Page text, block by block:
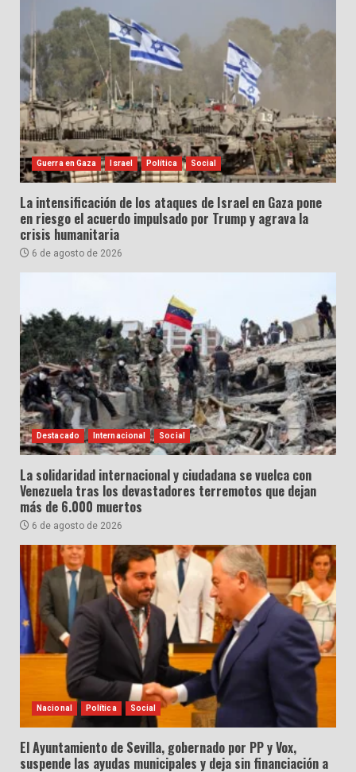
Guerra en Gaza Israel Política Social
La intensificación de los ataques de Israel en Gaza pone
en riesgo el acuerdo impulsado por Trump y agrava la
crisis humanitaria
6 de agosto de 2026
Destacado Internacional Social
La solidaridad internacional y ciudadana se vuelca con
Venezuela tras los devastadores terremotos que dejan
más de 6.000 muertos
6 de agosto de 2026
Nacional Política Social
El Ayuntamiento de Sevilla, gobernado por PP y Vox,
suspende las ayudas municipales y deja sin financiación a